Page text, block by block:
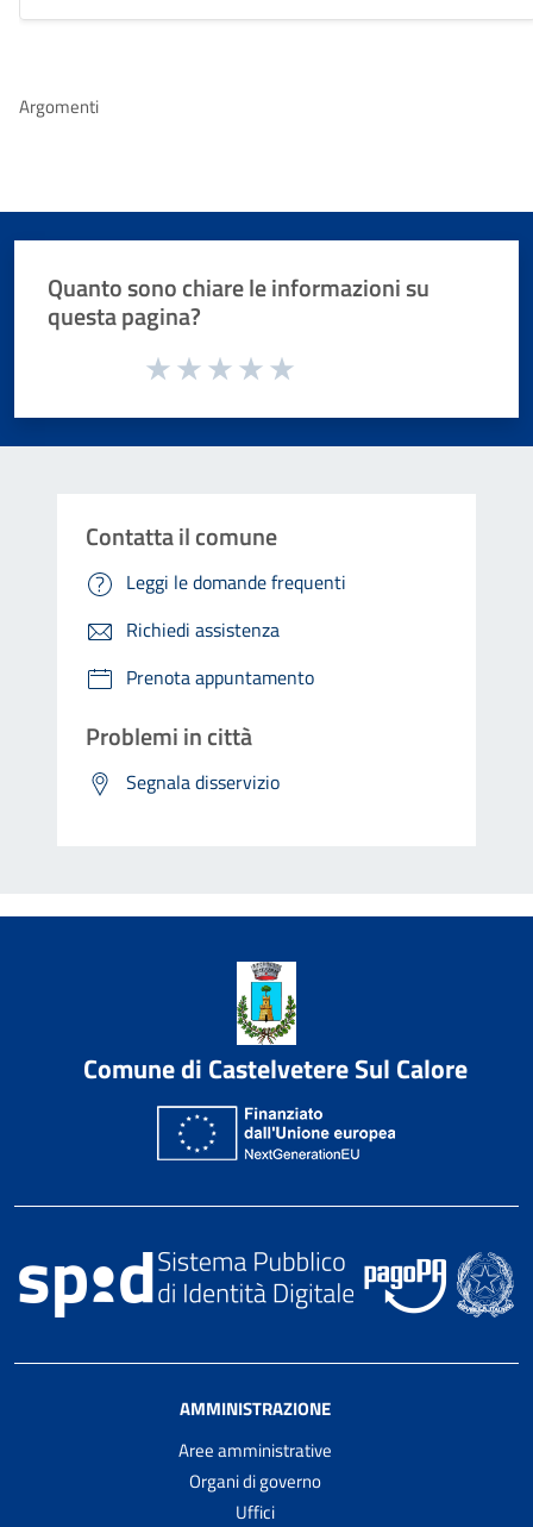
Argomenti
Quanto sono chiare le informazioni su
questa pagina?
Valuta da 1 a 5 stelle la pagina
Contatta il comune
Leggi le domande frequenti
Richiedi assistenza
Prenota appuntamento
Problemi in città
Segnala disservizio
Comune di Castelvetere Sul Calore
AMMINISTRAZIONE
Aree amministrative
Organi di governo
Uffici